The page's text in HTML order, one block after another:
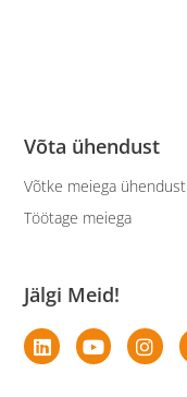
Võta ühendust
Võtke meiega ühendust
Töötage meiega
Jälgi Meid!